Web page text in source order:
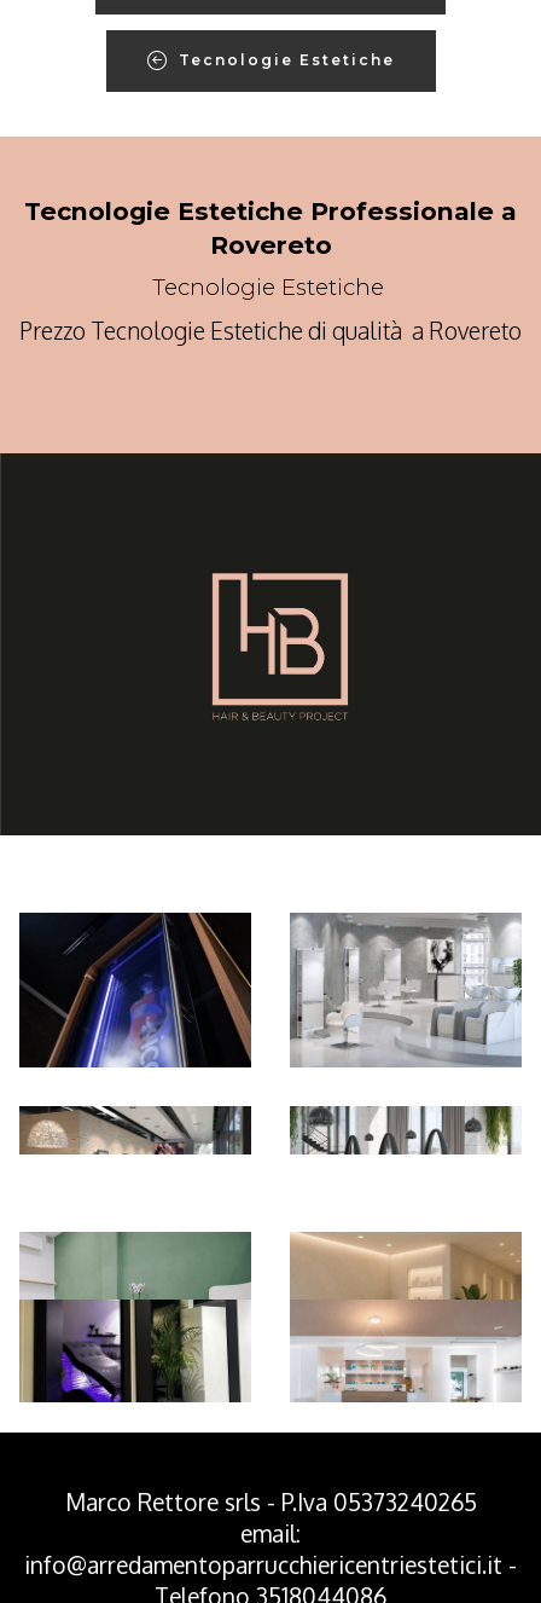
Tecnologie Estetiche
Tecnologie Estetiche Professionale a
Rovereto
Tecnologie Estetiche
Prezzo Tecnologie Estetiche di qualità a Rovereto
Marco Rettore srls - P.Iva 05373240265
email:
info@arredamentoparrucchiericentriestetici.it -
Telefono 3518044086